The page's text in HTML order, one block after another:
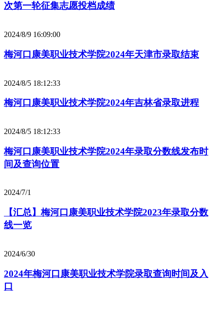
次第一轮征集志愿投档成绩
2024/8/9 16:09:00
梅河口康美职业技术学院2024年天津市录取结束
2024/8/5 18:12:33
梅河口康美职业技术学院2024年吉林省录取进程
2024/8/5 18:12:33
梅河口康美职业技术学院2024年录取分数线发布时
间及查询位置
2024/7/1
【汇总】梅河口康美职业技术学院2023年录取分数
线一览
2024/6/30
2024年梅河口康美职业技术学院录取查询时间及入
口